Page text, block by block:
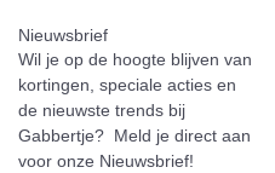
Nieuwsbrief
Wil je op de hoogte blijven van
kortingen, speciale acties en
de nieuwste trends bij
Gabbertje? Meld je direct aan
voor onze Nieuwsbrief!